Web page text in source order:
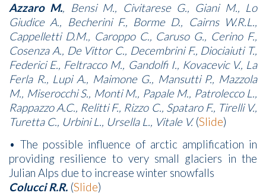
Azzaro M., Bensi M., Civitarese G., Giani M., Lo
Giudice A., Becherini F., Borme D., Cairns W.R.L.,
Cappelletti D.M., Caroppo C., Caruso G., Cerino F.,
Cosenza A., De Vittor C., Decembrini F., Diociaiuti T.,
Federici E., Feltracco M., Gandolfi I., Kovacevic V., La
Ferla R., Lupi A., Maimone G., Mansutti P., Mazzola
M., Miserocchi S., Monti M., Papale M., Patrolecco L.,
Rappazzo A.C., Relitti F., Rizzo C., Spataro F., Tirelli V.,
Turetta C., Urbini L., Ursella L., Vitale V. (Slide)
• The possible influence of arctic amplification in
providing resilience to very small glaciers in the
Julian Alps due to increase winter snowfalls
Colucci R.R. (Slide)